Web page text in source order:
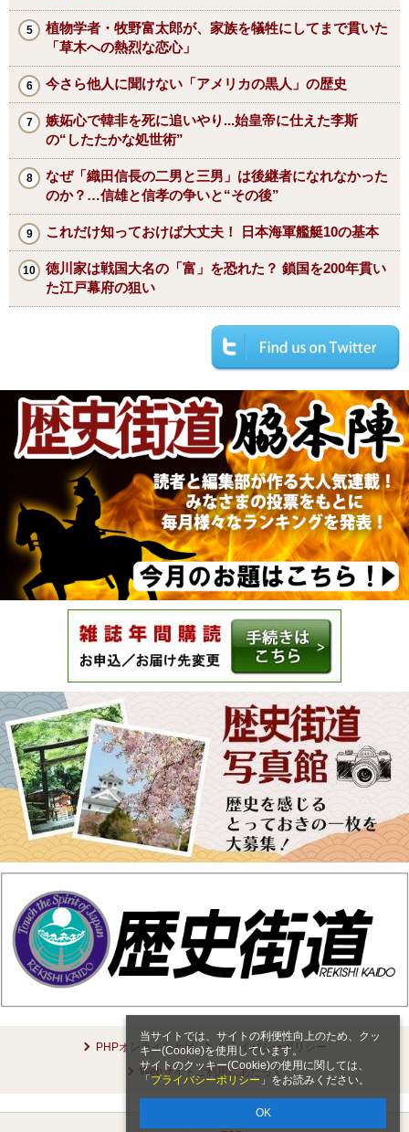
当サイトでは、サイトの利便性向上のため、クッ
キー(Cookie)を使用しています。
サイトのクッキー(Cookie)の使用に関しては、
「 プライバシーポリシー 」をお読みください。
OK
植物学者・牧野富太郎が、家族を犠牲にしてまで貫いた
「草木への熱烈な恋心」
今さら他人に聞けない「アメリカの黒人」の歴史
嫉妬心で韓非を死に追いやり...始皇帝に仕えた李斯
の“したたかな処世術”
なぜ「織田信長の二男と三男」は後継者になれなかった
のか？…信雄と信孝の争いと“その後”
これだけ知っておけば大丈夫！ 日本海軍艦艇10の基本
徳川家は戦国大名の「富」を恐れた？ 鎖国を200年貫い
た江戸幕府の狙い
PHPオンラインとは
プライバシーポリシー
Webサイトご利用にあたって